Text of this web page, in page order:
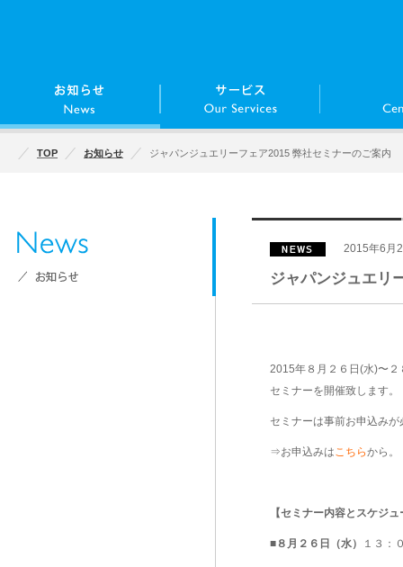
TOP お知らせ ジャパンジュエリーフェア2015 弊社セミナーのご案内
2015年6月
ジャパンジュエリ
2015年８月２６日(水)〜
セミナーを開催致します。
セミナーは事前お申込み
⇒お申込みはこちらから。
【セミナー内容とスケジ
■ ８月２６日（水） １３：